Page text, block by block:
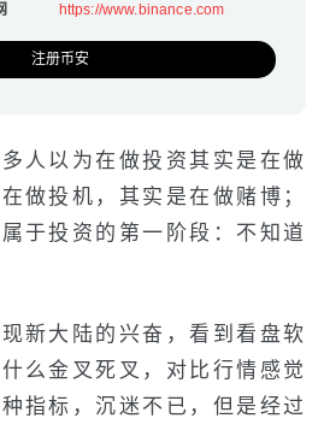
https://www.binance.com
注册币安
人以为在做投资其实是在做
做投机，其实是在做赌博；
于投资的第一阶段：不知道
新大陆的兴奋，看到看盘软
么金叉死叉，对比行情感觉
指标，沉迷不已，但是经过